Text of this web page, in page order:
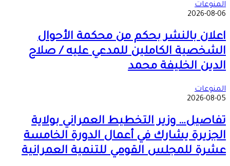
المنوعات
2026-08-06
اعلان بالنشر بحكم من محكمة الأحوال
الشخصية الكاملين للمدعي عليه / صلاح
الدين الخليفة محمد
المنوعات
2026-08-05
تفاصيل… وزير التخطيط العمراني بولاية
الجزيرة يشارك في أعمال الدورة الخامسة
عشرة للمجلس القومي للتنمية العمرانية